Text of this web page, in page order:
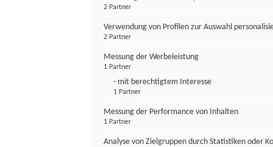
2 Partner
Verwendung von Profilen zur Auswahl
2 Partner
Messung der Werbeleistung
1 Partner
- mit berechtigtem Interesse
1 Partner
Messung der Performance von Inhalten
1 Partner
Analyse von Zielgruppen durch Statistiken oder